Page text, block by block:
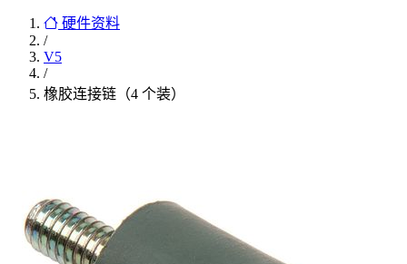
硬件资料
/
V5
/
橡胶连接链（4 个装）